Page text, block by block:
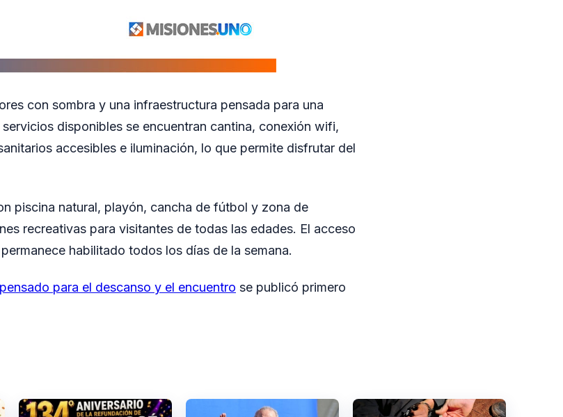
con sombra y una infraestructura pensada para una
disponibles se encuentran cantina, conexión wifi,
accesibles e iluminación, lo que permite disfrutar del
piscina natural, playón, cancha de fútbol y zona de
recreativas para visitantes de todas las edades. El acceso
habilitado todos los días de la semana.
para el descanso y el encuentro se publicó primero